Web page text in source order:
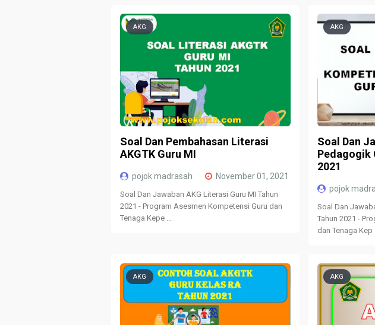
AKG
Soal Dan Pembahasan Literasi
AKGTK Guru MI
pojok madrasah November 01, 2021
Soal Dan Jawaban AKG Literasi Guru MI Tahun
2021 - Program Asesmen Kompetensi Guru dan
Tenaga Kepe ...
AKG
Soal Dan
Pedagogik
2021
pojok
Soal Dan
Tahun 2021 -
dan Tenaga Kep ...
AKG AKG